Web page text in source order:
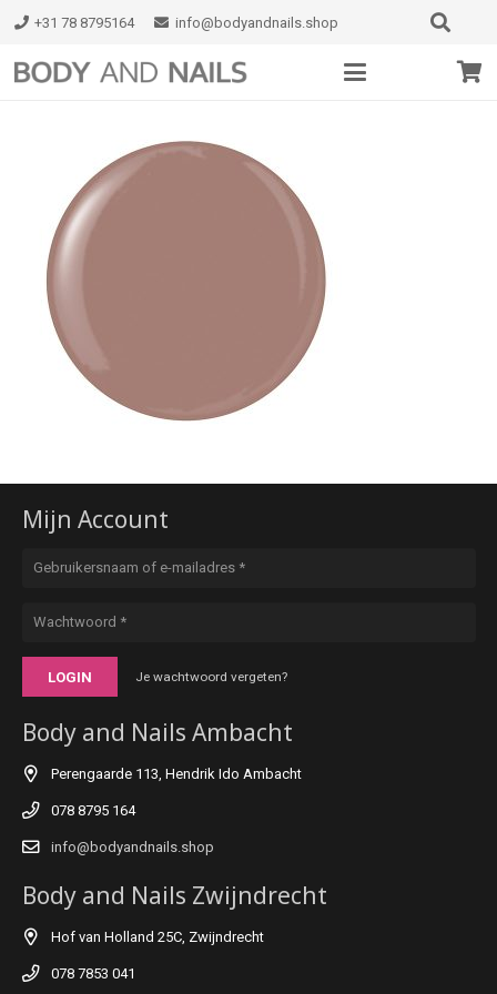
+31 78 8795164 info@bodyandnails.shop
Mijn Account
LOGIN Je wachtwoord vergeten?
Body and Nails Ambacht
Perengaarde 113, Hendrik Ido Ambacht
078 8795 164
info@bodyandnails.shop
Body and Nails Zwijndrecht
Hof van Holland 25C, Zwijndrecht
078 7853 041